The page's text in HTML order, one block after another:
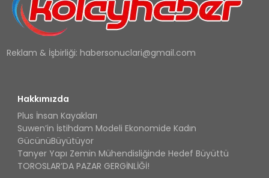
Reklam & İşbirliği: habersonuclari@gmail.com
Hakkımızda
Plus İnsan Kayakları
Suwen’in İstihdam Modeli Ekonomide Kadın
GücünüBüyütüyor
Tanyer Yapı Zemin Mühendisliğinde Hedef Büyüttü
TOROSLAR’DA PAZAR GERGİNLİĞİ!